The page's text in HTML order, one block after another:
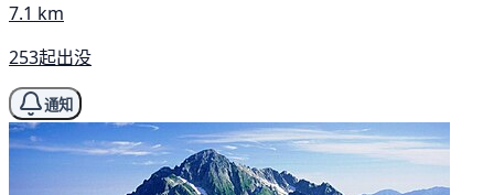
7.1 km
253起出没
通知